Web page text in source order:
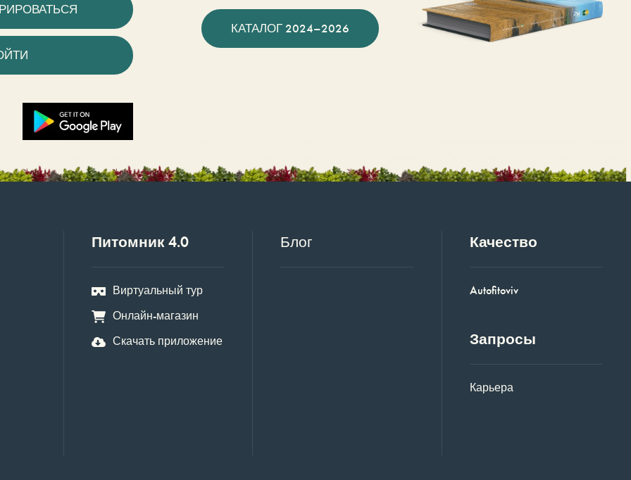
КАТАЛОГ 2024–2026
Питомник 4.0
Виртуальный тур
Онлайн-магазин
Скачать приложение
Блог Качество
Autofitoviv
Запросы
Карьера